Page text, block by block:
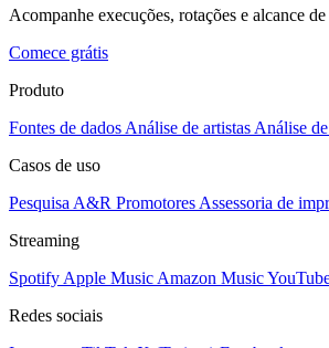
Acompanhe execuções, rotações e alcance
Comece grátis
Produto
Fontes de dados Análise de artistas Análise
Casos de uso
Pesquisa A&R Promotores Assessoria de
Streaming
Spotify Apple Music Amazon Music
Redes sociais